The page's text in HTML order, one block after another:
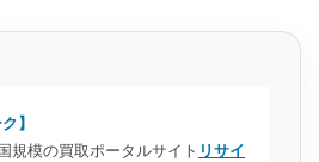
】
買取ポータルサイト リサイ